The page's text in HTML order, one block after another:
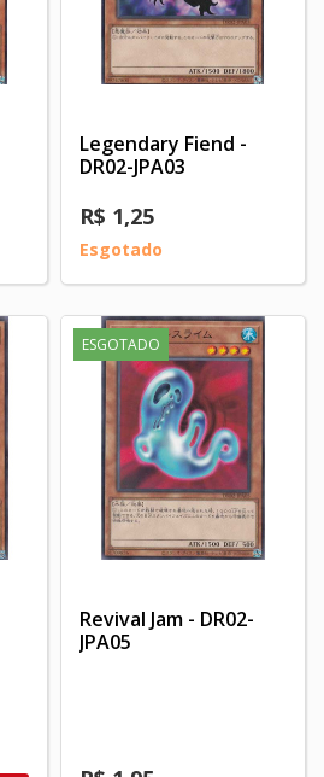
Legendary Fiend -
DR02-JPA03
R$ 1,25
Esgotado
ESGOTADO
Revival Jam - DR02-
JPA05